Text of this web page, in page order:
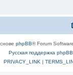
phpBB® Forum
Русская поддержка phpBB
PRIVACY_LINK |